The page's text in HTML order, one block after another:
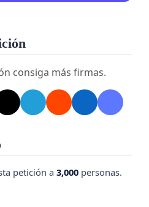
consiga más firmas.
petición a 3,000 personas.